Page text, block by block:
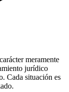
meramente
jurídico
Cada situación es